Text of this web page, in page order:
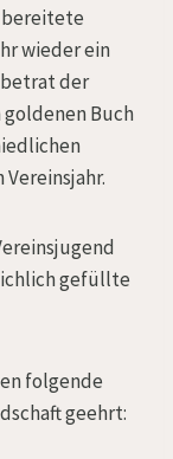
bereitete
wieder ein
betrat der
goldenen Buch
gefüllte
folgende
geehrt: